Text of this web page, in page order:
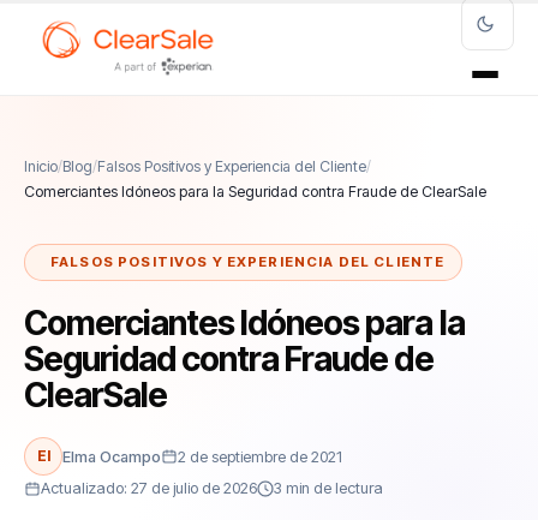
Inicio/Blog/Falsos Positivos y Experiencia del Cliente/
Comerciantes Idóneos para la Seguridad contra Fraude de ClearSale
FALSOS POSITIVOS Y EXPERIENCIA DEL CLIENTE
Comerciantes Idóneos para la
Seguridad contra Fraude de
ClearSale
El Elma Ocampo
2 de septiembre de 2021
Actualizado: 27 de julio de 2026
3 min de lectura